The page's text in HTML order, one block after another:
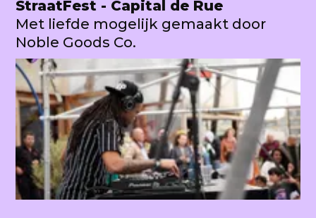
StraatFest - Capital de Rue
Met liefde mogelijk gemaakt door
Noble Goods Co.